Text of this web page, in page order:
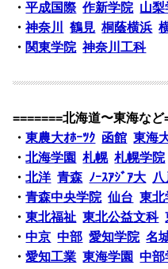
・平成国際 作新学院 山梨
・神奈川 鶴見 桐蔭横浜
・ 関東学院 神奈川工科
=======北海道〜東海など
・東農大ｵﾎｰﾂｸ 函館 東海
・北海学園 札幌 札幌学院
・北洋 青森 ﾉｰｽｱｼﾞｱ大
・青森中央学院 仙台 東北
・東北福祉 東北公益文科
・中京 中部 愛知学院 名
・愛知工業 東海学園 中部